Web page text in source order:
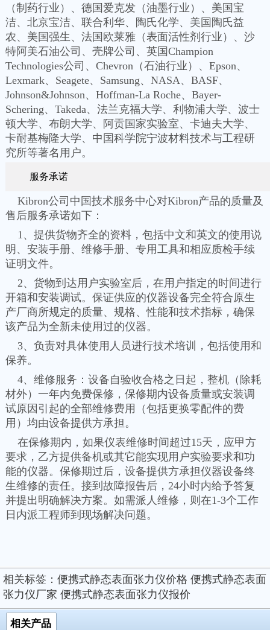
（制药行业）、德国爱克发（油墨行业）、美国宝
洁、北京宝洁、联合利华、陶氏化学、美国陶氏益
农、美国强生、法国欧莱雅（表面活性剂行业）、沙
特阿美石油公司、壳牌公司、英国Champion
Technologies公司、Chevron（石油行业）、Epson、
Lexmark、Seagete、Samsung、NASA、BASF、
Johnson&Johnson、Hoffman-La Roche、Bayer-
Schering、Takeda、法兰克福大学、利物浦大学、波士
顿大学、布朗大学、阿贡国家实验室、卡迪夫大学、
卡耐基梅隆大学、中国科学院宁波材料技术与工程研
究所等著名用户。
服务承诺
Kibron公司中国技术服务中心对Kibron产品的质量及
售后服务承诺如下：
1、提供货物齐全的资料，包括中文和英文的使用说
明、安装手册、维修手册、专用工具和相应质检手续
证明文件。
2、货物到达用户实验室后，在用户指定的时间进行
开箱和安装调试。保证供应的仪器设备完全符合原生
产厂商所规定的质量、规格、性能和技术指标，确保
该产品为全新未使用过的仪器。
3、负责对具体使用人员进行技术培训，包括使用和
保养。
4、维修服务：设备自验收合格之日起，整机（除耗
材外）一年内免费保修，保修期内设备质量或安装调
试原因引起的全部维修费用（包括更换零配件的费
用）均由设备提供方承担。
在保修期内，如果仪表维修时间超过15天，应甲方
要求，乙方提供备机或其它能实现用户实验要求和功
能的仪器。保修期过后，设备提供方承担仪器设备终
生维修的责任。接到故障报告后，24小时内给予答复
并提出明确解决方案。如需派人维修，则在1-3个工作
日内派工程师到现场解决问题。
相关标签： 便携式静态表面张力仪价格 便携式静态表面
张力仪厂家 便携式静态表面张力仪报价
相关产品